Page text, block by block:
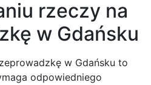
rzeczy na
w Gdańsku
w Gdańsku to
odpowiedniego